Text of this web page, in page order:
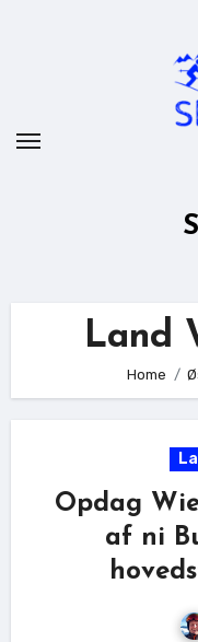
Land
Home
Opdag
af ni